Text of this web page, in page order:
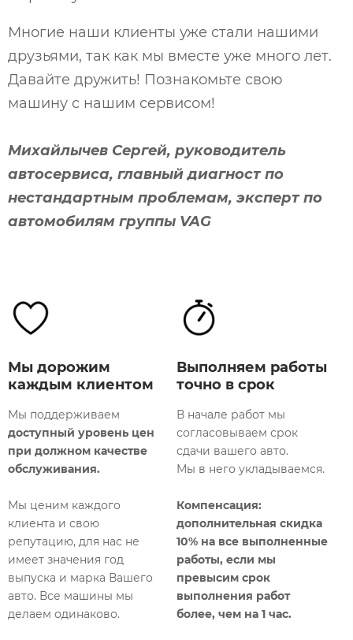
Многие наши клиенты уже стали нашими
друзьями, так как мы вместе уже много лет.
Давайте дружить! Познакомьте свою
машину с нашим сервисом!
Михайлычев Сергей, руководитель
автосервиса, главный диагност по
нестандартным проблемам, эксперт по
автомобилям группы VAG
Мы дорожим
каждым клиентом
Мы поддерживаем
доступный уровень цен
при должном качестве
обслуживания.
Мы ценим каждого
клиента и свою
репутацию, для нас не
имеет значения год
выпуска и марка Вашего
авто. Все машины мы
делаем одинаково.​
Выполняем работы
точно в срок
В начале работ мы
согласовываем срок
сдачи вашего авто.
Мы в него укладываемся.
Компенсация:
дополнительная скидка
10% на все выполненные
работы, если мы
превысим срок
выполнения работ
более, чем на 1 час.​